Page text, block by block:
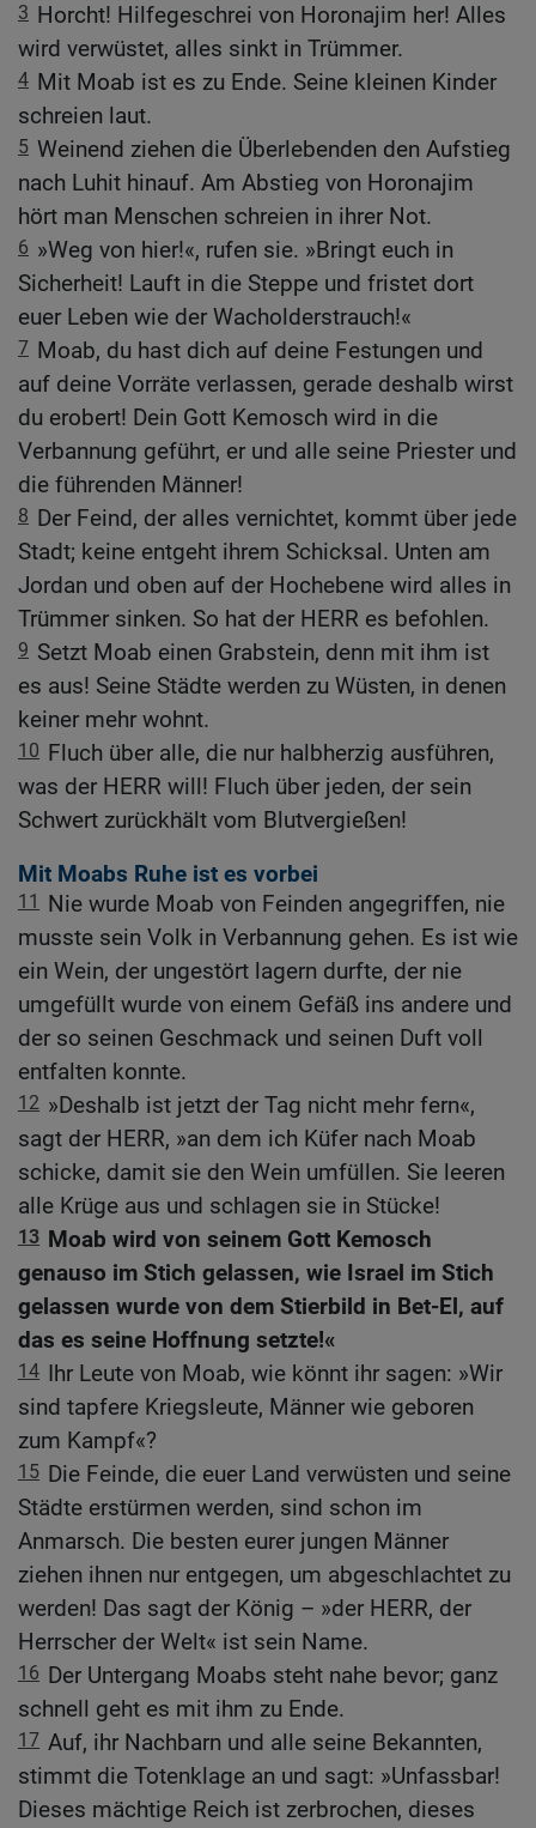
3 Horcht! Hilfegeschrei von Horonajim her! Alles
wird verwüstet, alles sinkt in Trümmer.
4 Mit Moab ist es zu Ende. Seine kleinen Kinder
schreien laut.
5 Weinend ziehen die Überlebenden den Aufstieg
nach Luhit hinauf. Am Abstieg von Horonajim
hört man Menschen schreien in ihrer Not.
6 »Weg von hier!«, rufen sie. »Bringt euch in
Sicherheit! Lauft in die Steppe und fristet dort
euer Leben wie der Wacholderstrauch!«
7 Moab, du hast dich auf deine Festungen und
auf deine Vorräte verlassen, gerade deshalb wirst
du erobert! Dein Gott Kemosch wird in die
Verbannung geführt, er und alle seine Priester und
die führenden Männer!
8 Der Feind, der alles vernichtet, kommt über jede
Stadt; keine entgeht ihrem Schicksal. Unten am
Jordan und oben auf der Hochebene wird alles in
Trümmer sinken. So hat der HERR es befohlen.
9 Setzt Moab einen Grabstein, denn mit ihm ist
es aus! Seine Städte werden zu Wüsten, in denen
keiner mehr wohnt.
10 Fluch über alle, die nur halbherzig ausführen,
was der HERR will! Fluch über jeden, der sein
Schwert zurückhält vom Blutvergießen!
Mit Moabs Ruhe ist es vorbei
11
Nie wurde Moab von Feinden angegriffen, nie
musste sein Volk in Verbannung gehen. Es ist wie
ein Wein, der ungestört lagern durfte, der nie
umgefüllt wurde von einem Gefäß ins andere und
der so seinen Geschmack und seinen Duft voll
entfalten konnte.
12 »Deshalb ist jetzt der Tag nicht mehr fern«,
sagt der HERR, »an dem ich Küfer nach Moab
schicke, damit sie den Wein umfüllen. Sie leeren
alle Krüge aus und schlagen sie in Stücke!
13 Moab wird von seinem Gott Kemosch
genauso im Stich gelassen, wie Israel im Stich
gelassen wurde von dem Stierbild in Bet-El, auf
das es seine Hoffnung setzte!«
14 Ihr Leute von Moab, wie könnt ihr sagen: »Wir
sind tapfere Kriegsleute, Männer wie geboren
zum Kampf«?
15 Die Feinde, die euer Land verwüsten und seine
Städte erstürmen werden, sind schon im
Anmarsch. Die besten eurer jungen Männer
ziehen ihnen nur entgegen, um abgeschlachtet zu
werden! Das sagt der König – »der HERR, der
Herrscher der Welt« ist sein Name.
16 Der Untergang Moabs steht nahe bevor; ganz
schnell geht es mit ihm zu Ende.
17 Auf, ihr Nachbarn und alle seine Bekannten,
stimmt die Totenklage an und sagt: »Unfassbar!
Dieses mächtige Reich ist zerbrochen, dieses